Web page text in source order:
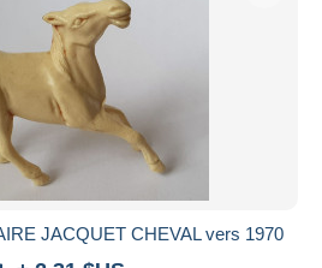
JACQUET CHEVAL vers 1970